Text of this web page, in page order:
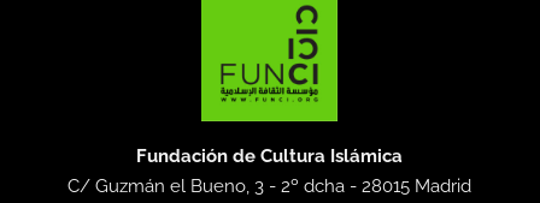
Fundación de Cultura Islámica
C/ Guzmán el Bueno, 3 - 2º dcha -28015 Madrid